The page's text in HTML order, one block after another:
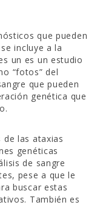
que pueden
incluye a la
un es un estudio
“fotos” del
que pueden
genética que
de las ataxias
genéticas
de sangre
pese a que le
buscar estas
También es